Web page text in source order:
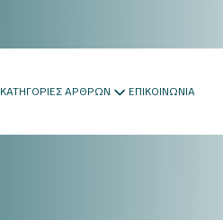
ΚΑΤΗΓΟΡΙΕΣ ΑΡΘΡΩΝ ΕΠΙΚΟΙΝΩΝΙΑ